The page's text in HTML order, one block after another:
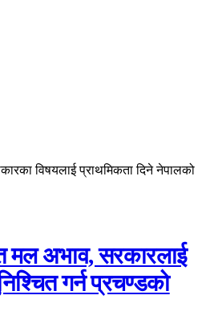
विषयलाई प्राथमिकता दिने नेपालको
मल अभाव, सरकारलाई
गर्न प्रचण्डको